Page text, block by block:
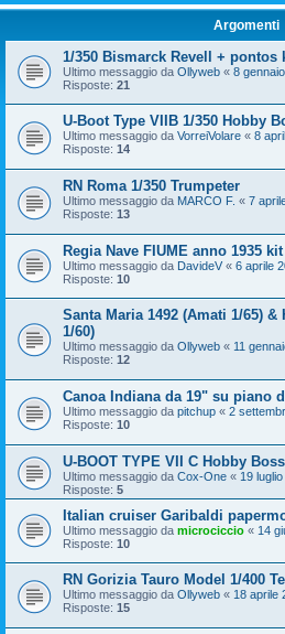
Argomenti
1/350 Bismarck Revell + pontos
Ultimo messaggio da Ollyweb « 8
Risposte: 21
U-Boot Type VIIB 1/350 Hobby
Ultimo messaggio da VorreiVolare « 8
Risposte: 14
RN Roma 1/350 Trumpeter
Ultimo messaggio da MARCO F. « 7
Risposte: 13
Regia Nave FIUME anno 1935
Ultimo messaggio da DavideV « 6 aprile
Risposte: 10
Santa Maria 1492 (Amati 1/65) &
1/60)
Ultimo messaggio da Ollyweb « 11
Risposte: 12
Canoa Indiana da 19" su piano
Ultimo messaggio da pitchup « 2
Risposte: 10
U-BOOT TYPE VII C Hobby
Ultimo messaggio da Cox-One « 19
Risposte: 5
Italian cruiser Garibaldi
Ultimo messaggio da microciccio « 14
Risposte: 10
RN Gorizia Tauro Model 1/400
Ultimo messaggio da Ollyweb « 18 aprile
Risposte: 15